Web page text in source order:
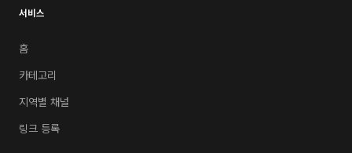
서비스
홈
카테고리
지역별 채널
링크 등록